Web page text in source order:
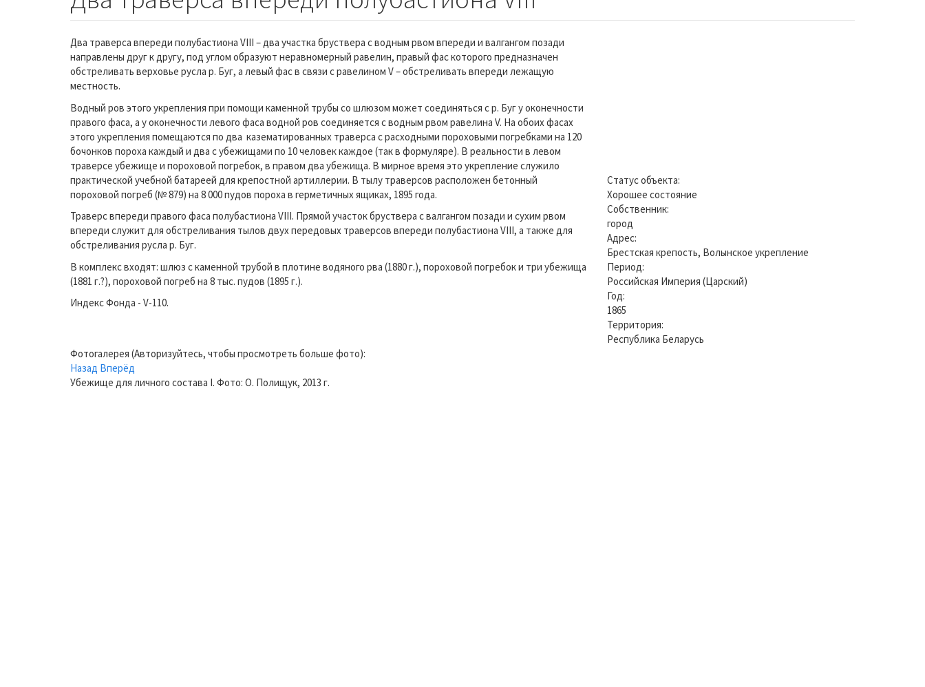
Два траверса впереди полубастиона VIII – два участка бруствера с водным рвом впереди и валгангом позади
направлены друг к другу, под углом образуют неравномерный равелин, правый фас которого предназначен
обстреливать верховье русла р. Буг, а левый фас в связи с равелином V – обстреливать впереди лежащую
местность.
Водный ров этого укрепления при помощи каменной трубы со шлюзом может соединяться с р. Буг у оконечности
правого фаса, а у оконечности левого фаса водной ров соединяется с водным рвом равелина V. На обоих фасах
этого укрепления помещаются по два казематированных траверса с расходными пороховыми погребками на 120
бочонков пороха каждый и два с убежищами по 10 человек каждое (так в формуляре). В реальности в левом
траверсе убежище и пороховой погребок, в правом два убежища. В мирное время это укрепление служило
практической учебной батареей для крепостной артиллерии. В тылу траверсов расположен бетонный
пороховой погреб (№ 879) на 8 000 пудов пороха в герметичных ящиках, 1895 года.
Траверс впереди правого фаса полубастиона VIII. Прямой участок бруствера с валгангом позади и сухим рвом
впереди служит для обстреливания тылов двух передовых траверсов впереди полубастиона VIII, а также для
обстреливания русла р. Буг.
В комплекс входят: шлюз с каменной трубой в плотине водяного рва (1880 г.), пороховой погребок и три убежища
(1881 г.?), пороховой погреб на 8 тыс. пудов (1895 г.).
Индекс Фонда - V-110.
Статус объекта:
Хорошее состояние
Собственник:
город
Адрес:
Брестская крепость, Волынское укрепление
Период:
Российская Империя (Царский)
Год:
1865
Территория:
Республика Беларусь
Фотогалерея (Авторизуйтесь, чтобы просмотреть больше фото):
Назад Вперёд
Убежище для личного состава I. Фото: О. Полищук, 2013 г.